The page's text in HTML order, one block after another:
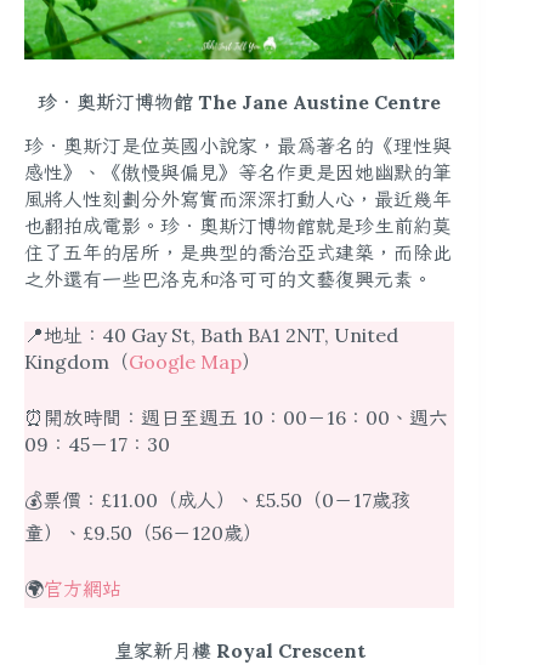
珍‧奧斯汀博物館 The Jane Austine Centre
珍．奧斯汀是位英國小說家，最為著名的《理性與
感性》、《傲慢與偏見》等名作更是因她幽默的筆
風將人性刻劃分外寫實而深深打動人心，最近幾年
也翻拍成電影。珍．奧斯汀博物館就是珍生前約莫
住了五年的居所，是典型的喬治亞式建築，而除此
之外還有一些巴洛克和洛可可的文藝復興元素。
📍地址：40 Gay St, Bath BA1 2NT, United
Kingdom（Google Map）
⏰開放時間：週日至週五 10：00－16：00、週六
09：45－17：30
💰票價：£11.00（成人）、£5.50（0－17歲孩
童）、£9.50（56－120歲）
🌍官方網站
皇家新月樓 Royal Crescent